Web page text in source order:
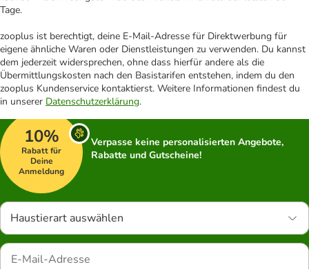
Tage.
zooplus ist berechtigt, deine E-Mail-Adresse für Direktwerbung für
eigene ähnliche Waren oder Dienstleistungen zu verwenden. Du kannst
dem jederzeit widersprechen, ohne dass hierfür andere als die
Übermittlungskosten nach den Basistarifen entstehen, indem du den
zooplus Kundenservice kontaktierst. Weitere Informationen findest du
in unserer Datenschutzerklärung.
10%
Rabatt für
Deine
Anmeldung
Verpasse keine personalisierten Angebote,
Rabatte und Gutscheine!
Haustierart auswählen